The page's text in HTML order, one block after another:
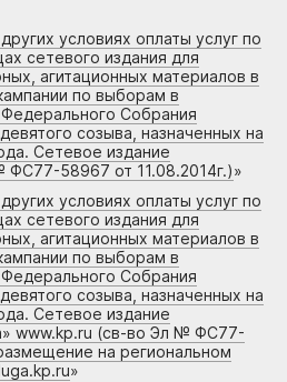
условиях оплаты услуг по
сетевого издания для
агитационных материалов в
по выборам в
Собрания
созыва, назначенных на
Сетевое издание
58967 от 11.08.2014г.)»
условиях оплаты услуг по
сетевого издания для
агитационных материалов в
по выборам в
Собрания
созыва, назначенных на
Сетевое издание
www.kp.ru (св-во Эл № ФС77-
на региональном
»